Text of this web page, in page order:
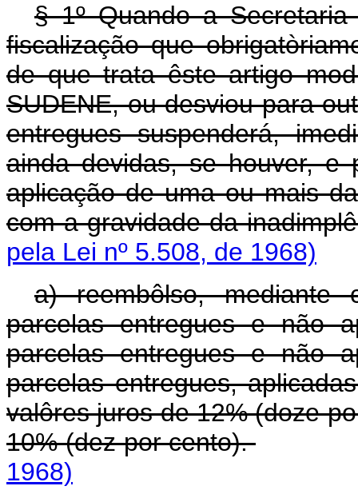
§ 1º Quando a
fiscalização que
de que trata êste artigo
SUDENE, ou desviou para
entregues suspenderá,
ainda devidas, se houver, e
aplicação de uma ou mais
com a gravidade da
pela Lei nº 5.508, de 1968)
a) reembôlso, mediante
parcelas entregues e não
parcelas entregues e não
parcelas entregues,
valôres juros de 12% (doze
10% (dez por cento).
1968)